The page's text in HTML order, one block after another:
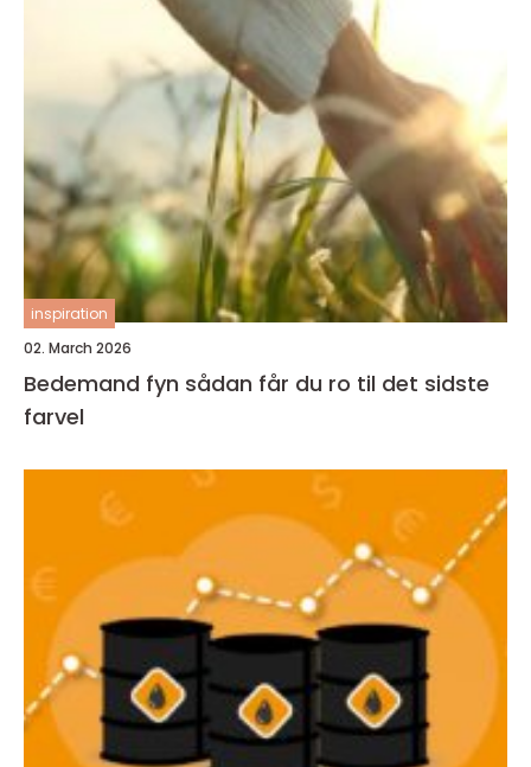
inspiration
02. March 2026
Bedemand fyn sådan får du ro til det sidste
farvel